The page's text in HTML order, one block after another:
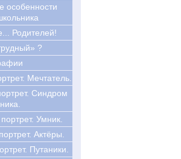
особенности
Родителей!
?
Мечтатель.
Синдром
Умник.
Актёры.
Путаники.